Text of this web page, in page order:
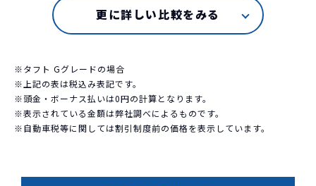
※タフト Gグレードの場合
※上記の表は税込み表記です。
※頭金・ボーナス払いは0円の計算となります。
※表示されている金額は弊社調べによるものです。
※自動車税等に関しては割引制度前の価格を表示しています。